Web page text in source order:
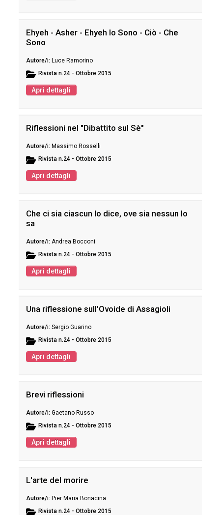
Ehyeh - Asher - Ehyeh Io Sono - Ciò - Che
Sono
Luce Ramorino
Rivista n.24 - Ottobre 2015
Apri dettagli
Riflessioni nel "Dibattito sul Sè"
Massimo Rosselli
Rivista n.24 - Ottobre 2015
Apri dettagli
Che ci sia ciascun lo dice, ove sia nessun lo
sa
Andrea Bocconi
Rivista n.24 - Ottobre 2015
Apri dettagli
Una riflessione sull'Ovoide di Assagioli
Sergio Guarino
Rivista n.24 - Ottobre 2015
Apri dettagli
Brevi riflessioni
Gaetano Russo
Rivista n.24 - Ottobre 2015
Apri dettagli
L'arte del morire
Pier Maria Bonacina
Rivista n.24 - Ottobre 2015